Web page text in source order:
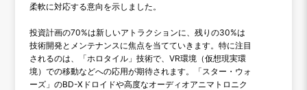
柔軟に対応する意向を示しました。
投資計画の70%は新しいアトラクションに、残りの30%は
技術開発とメンテナンスに焦点を当てていきます。特に注目
されるのは、「ホロタイル」技術で、VR環境（仮想現実環
境）での移動などへの応用が期待されます。「スター・ウォ
ーズ」のBD-Xドロイドや高度なオーディオアニマトロニク